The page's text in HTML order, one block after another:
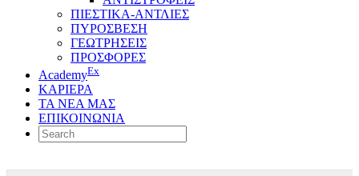
ΠΙΕΣΤΙΚΑ-ΑΝΤΛΙΕΣ
ΠΥΡΟΣΒΕΣΗ
ΓΕΩΤΡΗΣΕΙΣ
ΠΡΟΣΦΟΡΕΣ
AcademyEx
ΚΑΡΙΕΡΑ
ΤΑ ΝΕΑ ΜΑΣ
ΕΠΙΚΟΙΝΩΝΙΑ